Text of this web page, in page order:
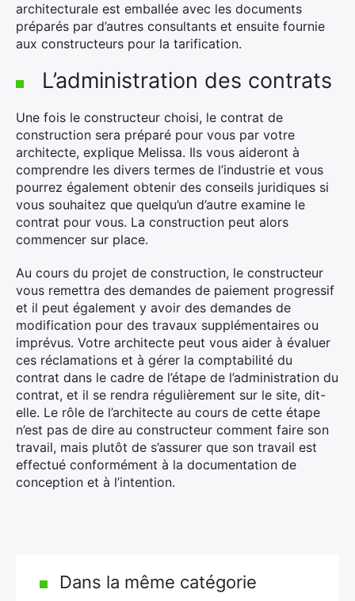
architecturale est emballée avec les documents
préparés par d’autres consultants et ensuite fournie
aux constructeurs pour la tarification.
L’administration des contrats
Une fois le constructeur choisi, le contrat de
construction sera préparé pour vous par votre
architecte, explique Melissa. Ils vous aideront à
comprendre les divers termes de l’industrie et vous
pourrez également obtenir des conseils juridiques si
vous souhaitez que quelqu’un d’autre examine le
contrat pour vous. La construction peut alors
commencer sur place.
Au cours du projet de construction, le constructeur
vous remettra des demandes de paiement progressif
et il peut également y avoir des demandes de
modification pour des travaux supplémentaires ou
imprévus. Votre architecte peut vous aider à évaluer
ces réclamations et à gérer la comptabilité du
contrat dans le cadre de l’étape de l’administration du
contrat, et il se rendra régulièrement sur le site, dit-
elle. Le rôle de l’architecte au cours de cette étape
n’est pas de dire au constructeur comment faire son
travail, mais plutôt de s’assurer que son travail est
effectué conformément à la documentation de
conception et à l’intention.
Dans la même catégorie